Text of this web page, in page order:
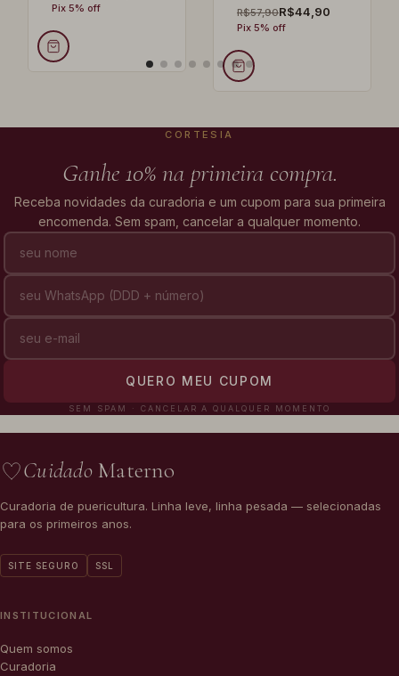
Pix 5% off R$57,90R$44,90
Pix 5% off
CORTESIA
Ganhe 10% na primeira compra.
Receba novidades da curadoria e um cupom para sua primeira
encomenda. Sem spam, cancelar a qualquer momento.
QUERO MEU CUPOM
SEM SPAM · CANCELAR A QUALQUER MOMENTO
Cuidado Materno
Curadoria de puericultura. Linha leve, linha pesada — selecionadas
para os primeiros anos.
SITE SEGURO SSL
INSTITUCIONAL
Quem somos
Curadoria